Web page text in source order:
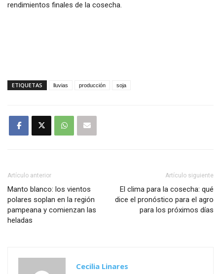
rendimientos finales de la cosecha.
ETIQUETAS lluvias producción soja
Artículo anterior
Manto blanco: los vientos
polares soplan en la región
pampeana y comienzan las
heladas
Artículo siguiente
El clima para la cosecha: qué
dice el pronóstico para el agro
para los próximos días
Cecilia Linares